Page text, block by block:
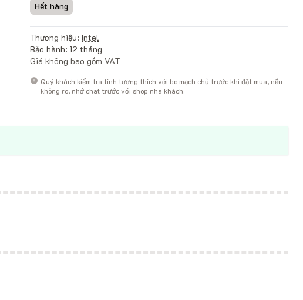
Hết hàng
Thương hiệu: Intel
Bảo hành: 12 tháng
Giá không bao gồm VAT
Quý khách kiểm tra tính tương thích với bo mạch chủ trước khi đặt mua, nếu
không rõ, nhớ chat trước với shop nha khách.